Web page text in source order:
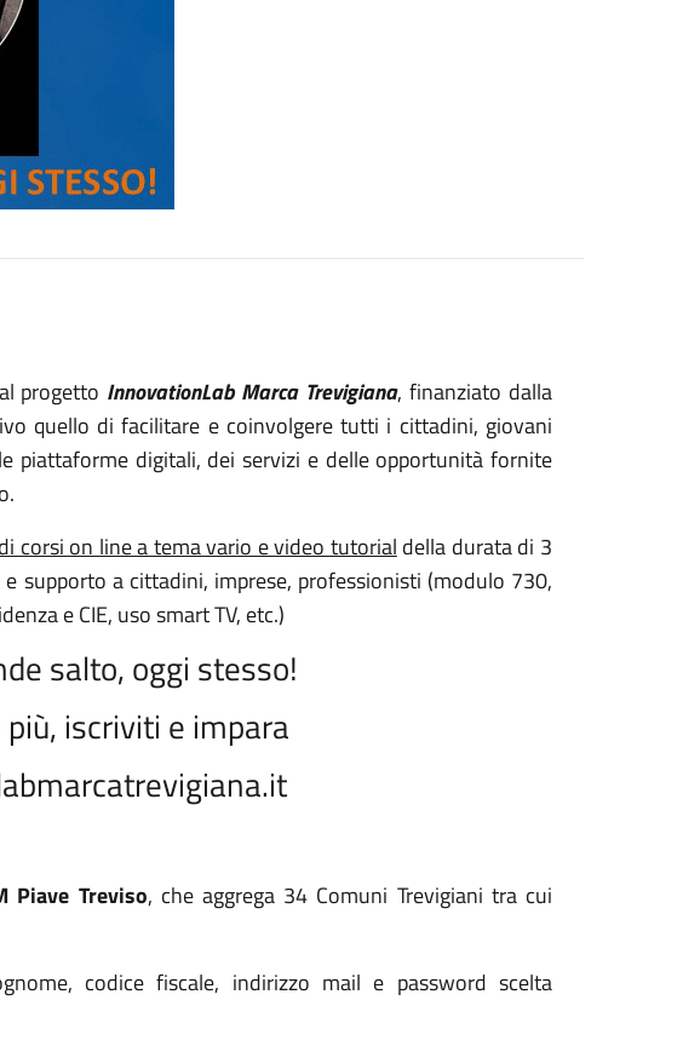
progetto InnovationLab Marca Trevigiana, finanziato dalla
quello di facilitare e coinvolgere tutti i cittadini, giovani
piattaforme digitali, dei servizi e delle opportunità fornite
corsi on line a tema vario e video tutorial della durata di 3
supporto a cittadini, imprese, professionisti (modulo 730,
e CIE, uso smart TV, etc.)
salto, oggi stesso!
più, iscriviti e impara
Piave Treviso, che aggrega 34 Comuni Trevigiani tra cui
codice fiscale, indirizzo mail e password scelta